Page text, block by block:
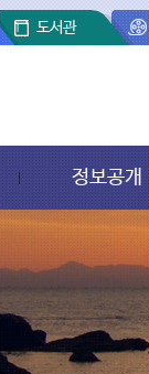
도서관
정보공개